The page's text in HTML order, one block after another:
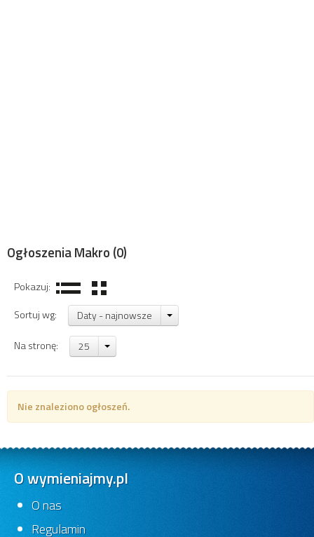
Ogłoszenia Makro (0)
Pokazuj:
Sortuj wg:
Daty - najnowsze
Na stronę: 25
Nie znaleziono ogłoszeń.
O wymieniajmy.pl
O nas
Regulamin